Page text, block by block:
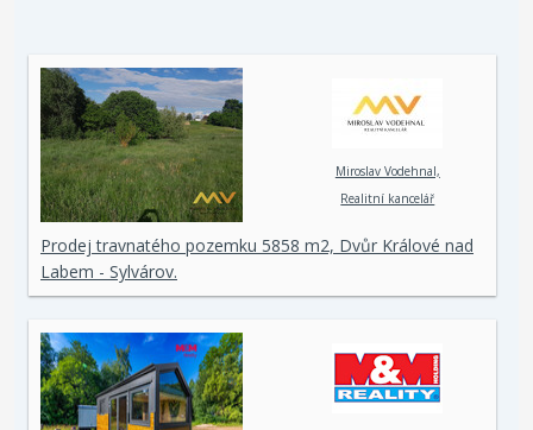
Miroslav Vodehnal,
Realitní kancelář
Prodej travnatého pozemku 5858 m2, Dvůr Králové nad
Labem - Sylvárov.